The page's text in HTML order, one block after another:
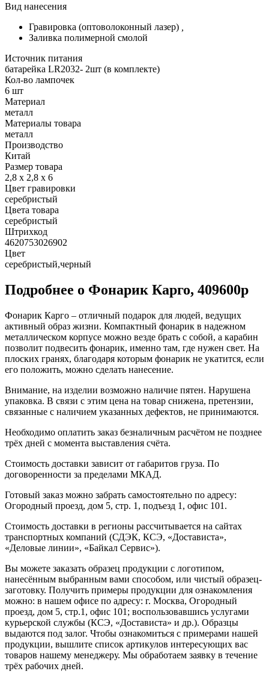
Вид нанесения
Гравировка (оптоволоконный лазер)
Заливка полимерной смолой
Источник питания
батарейка LR2032- 2шт (в комплекте)
Кол-во лампочек
6 шт
Материал
металл
Материалы товара
металл
Производство
Китай
Размер товара
2,8 х 2,8 х 6
Цвет гравировки
серебристый
Цвета товара
серебристый
Штрихкод
4620753026902
Цвет
серебристый,черный
Подробнее о Фонарик Карго, 409600p
Фонарик Карго – отличный подарок для людей, ведущих
активный образ жизни. Компактный фонарик в надежном
металлическом корпусе можно везде брать с собой, а карабин
позволит подвесить фонарик, именно там, где нужен свет. На
плоских гранях, благодаря которым фонарик не укатится, если
его положить, можно сделать нанесение.
Внимание, на изделии возможно наличие пятен. Нарушена
упаковка. В связи с этим цена на товар снижена, претензии,
связанные с наличием указанных дефектов, не принимаются.
Необходимо оплатить заказ безналичным расчётом не позднее
трёх дней с момента выставления счёта.
Стоимость доставки зависит от габаритов груза. По
договоренности за пределами МКАД.
Готовый заказ можно забрать самостоятельно по адресу:
Огородный проезд, дом 5, стр. 1, подъезд 1, офис 101.
Стоимость доставки в регионы рассчитывается на сайтах
транспортных компаний (СДЭК, КСЭ, «Достависта»,
«Деловые линии», «Байкал Сервис»).
Вы можете заказать образец продукции с логотипом,
нанесённым выбранным вами способом, или чистый образец-
заготовку. Получить примеры продукции для ознакомления
можно: в нашем офисе по адресу: г. Москва, Огородный
проезд, дом 5, стр.1, офис 101; воспользовавшись услугами
курьерской службы (КСЭ, «Достависта» и др.). Образцы
выдаются под залог. Чтобы ознакомиться с примерами нашей
продукции, вышлите список артикулов интересующих вас
товаров нашему менеджеру. Мы обработаем заявку в течение
трёх рабочих дней.